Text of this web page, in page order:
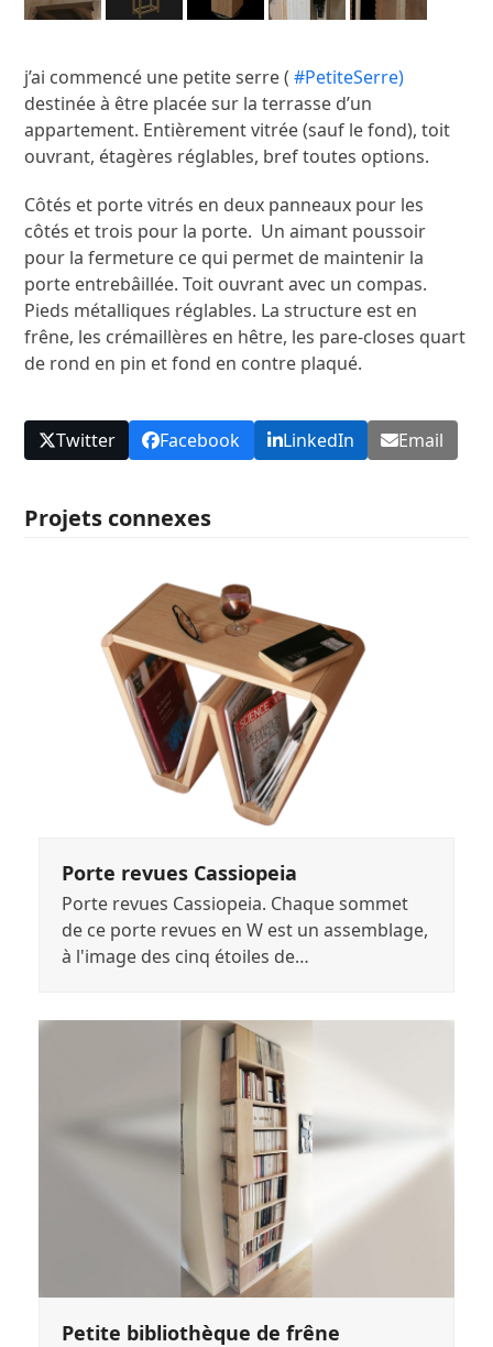
j’ai commencé une petite serre (#PetiteSerre)
destinée à être placée sur la terrasse d’un
appartement. Entièrement vitrée (sauf le fond), toit
ouvrant, étagères réglables, bref toutes options.
Côtés et porte vitrés en deux panneaux pour les
côtés et trois pour la porte. Un aimant poussoir
pour la fermeture ce qui permet de maintenir la
porte entrebâillée. Toit ouvrant avec un compas.
Pieds métalliques réglables. La structure est en
frêne, les crémaillères en hêtre, les pare-closes quart
de rond en pin et fond en contre plaqué.
Twitter Facebook LinkedIn Email
Projets connexes
Porte revues Cassiopeia
Porte revues Cassiopeia. Chaque sommet
de ce porte revues en W est un assemblage,
à l'image des cinq étoiles de…
Petite bibliothèque de frêne